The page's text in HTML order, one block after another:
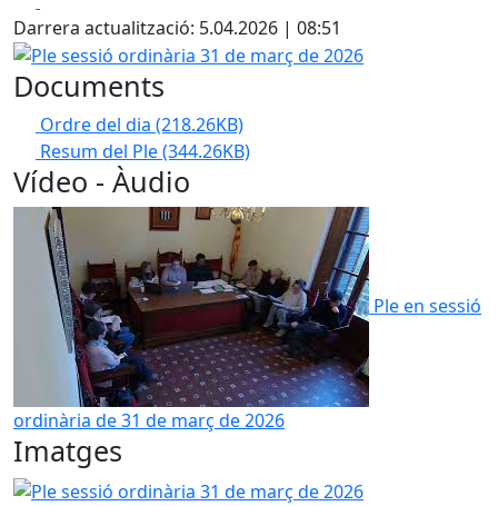
Darrera actualització: 5.04.2026 | 08:51
Ple sessió ordinària 31 de març de 2026
Documents
Ordre del dia (218.26KB)
Resum del Ple(344.26KB)
Vídeo - Àudio
Ple en sessió
ordinària de 31 de març de 2026
Imatges
Ple sessió ordinària 31 de març de 2026
Ple sessió